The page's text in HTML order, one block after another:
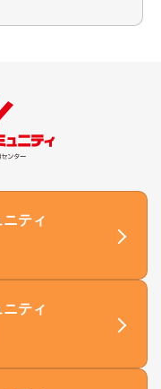
ティ
ティ